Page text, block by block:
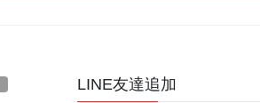
LINE友達追加